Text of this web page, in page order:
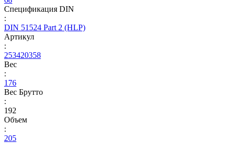
Спецификация DIN
:
DIN 51524 Part 2 (HLP)
Артикул
:
253420358
Вес
:
176
Вес Брутто
:
192
Объем
:
205